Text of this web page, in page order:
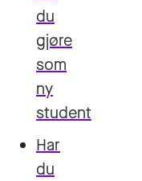
du
gjøre
som
ny
student
Har
du